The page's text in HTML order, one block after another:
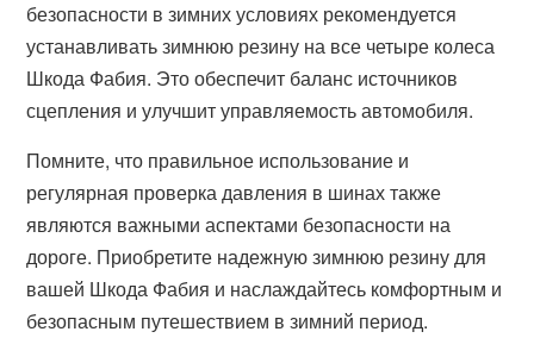
безопасности в зимних условиях рекомендуется
устанавливать зимнюю резину на все четыре колеса
Шкода Фабия. Это обеспечит баланс источников
сцепления и улучшит управляемость автомобиля.
Помните, что правильное использование и
регулярная проверка давления в шинах также
являются важными аспектами безопасности на
дороге. Приобретите надежную зимнюю резину для
вашей Шкода Фабия и наслаждайтесь комфортным и
безопасным путешествием в зимний период.